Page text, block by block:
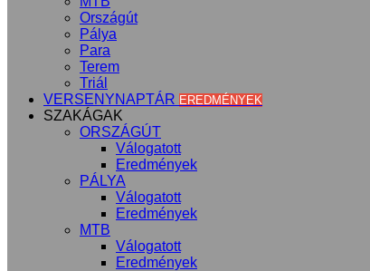
Országút
Pálya
Para
Terem
Triál
VERSENYNAPTÁR EREDMÉNYEK
SZAKÁGAK
ORSZÁGÚT
Válogatott
Eredmények
PÁLYA
Válogatott
Eredmények
MTB
Válogatott
Eredmények